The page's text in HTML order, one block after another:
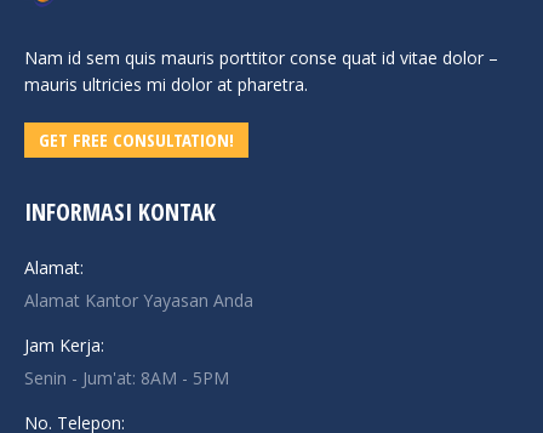
Nam id sem quis mauris porttitor conse quat id vitae dolor –
mauris ultricies mi dolor at pharetra.
GET FREE CONSULTATION!
INFORMASI KONTAK
Alamat:
Alamat Kantor Yayasan Anda
Jam Kerja:
Senin - Jum'at: 8AM - 5PM
No. Telepon: